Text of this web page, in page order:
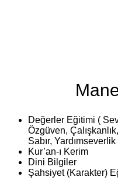
Değerler Eğitimi (
Özgüven,
Sabır,
Kur’an-ı Kerim
Dini Bilgiler
Şahsiyet (Karakter)